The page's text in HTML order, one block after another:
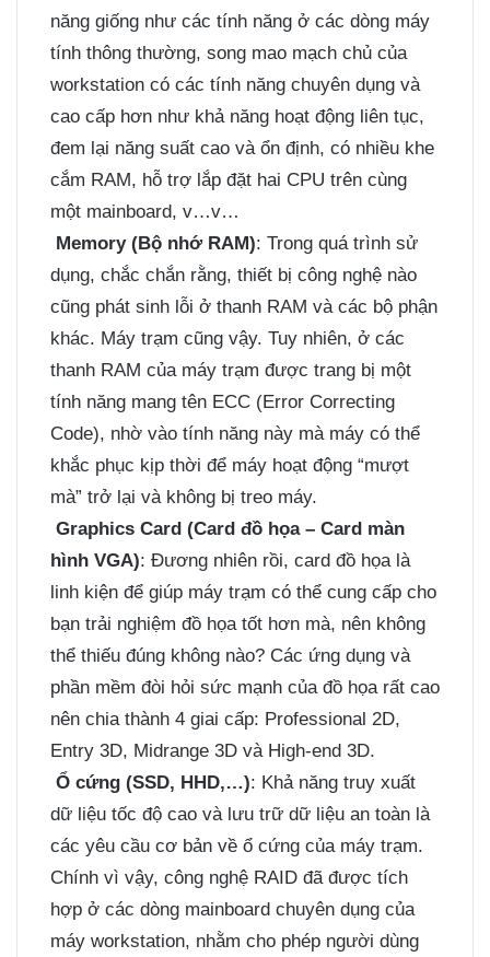
năng giống như các tính năng ở các dòng máy
tính thông thường, song mao mạch chủ của
workstation có các tính năng chuyên dụng và
cao cấp hơn như khả năng hoạt động liên tục,
đem lại năng suất cao và ổn định, có nhiều khe
cắm RAM, hỗ trợ lắp đặt hai CPU trên cùng
một mainboard, v…v…
Memory (Bộ nhớ RAM): Trong quá trình sử
dụng, chắc chắn rằng, thiết bị công nghệ nào
cũng phát sinh lỗi ở thanh RAM và các bộ phận
khác. Máy trạm cũng vậy. Tuy nhiên, ở các
thanh RAM của máy trạm được trang bị một
tính năng mang tên ECC (Error Correcting
Code), nhờ vào tính năng này mà máy có thể
khắc phục kịp thời để máy hoạt động “mượt
mà” trở lại và không bị treo máy.
Graphics Card (Card đồ họa – Card màn
hình VGA): Đương nhiên rồi, card đồ họa là
linh kiện để giúp máy trạm có thể cung cấp cho
bạn trải nghiệm đồ họa tốt hơn mà, nên không
thể thiếu đúng không nào? Các ứng dụng và
phần mềm đòi hỏi sức mạnh của đồ họa rất cao
nên chia thành 4 giai cấp: Professional 2D,
Entry 3D, Midrange 3D và High-end 3D.
Ổ cứng (SSD, HHD,…): Khả năng truy xuất
dữ liệu tốc độ cao và lưu trữ dữ liệu an toàn là
các yêu cầu cơ bản về ổ cứng của máy trạm.
Chính vì vậy, công nghệ RAID đã được tích
hợp ở các dòng mainboard chuyên dụng của
máy workstation, nhằm cho phép người dùng